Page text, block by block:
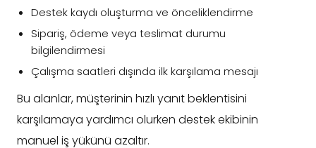
Destek kaydı oluşturma ve önceliklendirme
Sipariş, ödeme veya teslimat durumu
bilgilendirmesi
Çalışma saatleri dışında ilk karşılama mesajı
Bu alanlar, müşterinin hızlı yanıt beklentisini
karşılamaya yardımcı olurken destek ekibinin
manuel iş yükünü azaltır.